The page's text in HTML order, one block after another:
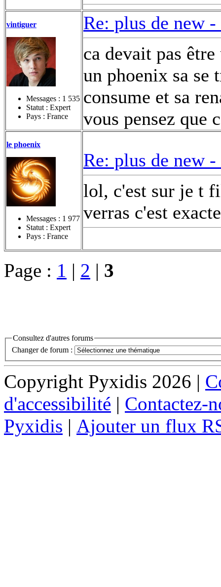
vintiguer
Messages : 1 535
Statut : Expert
Pays : France
Re: plus de new -
ca devait pas
un phoenix sa se
consume et sa
vous pensez que
le phoenix
Messages : 1 977
Statut : Expert
Pays : France
Re: plus de new -
lol, c'est sur je t
verras c'est
Page : 1 | 2 | 3
Consultez d'autres forums
Changer de forum :
Copyright Pyxidis 2026 |
d'accessibilité | Contactez-
Pyxidis | Ajouter un flux